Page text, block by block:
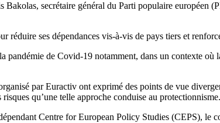
Bakolas, secrétaire général du Parti populaire européen
réduire ses dépendances vis-à-vis de pays tiers et
pandémie de Covid-19 notamment, dans un contexte
par Euractiv ont exprimé des points de vue
qu’une telle approche conduise au protectionnisme.
Centre for European Policy Studies (CEPS), le